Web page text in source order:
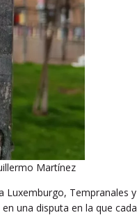
Martínez
Luxemburgo, Tempranales y
una disputa en la que cada